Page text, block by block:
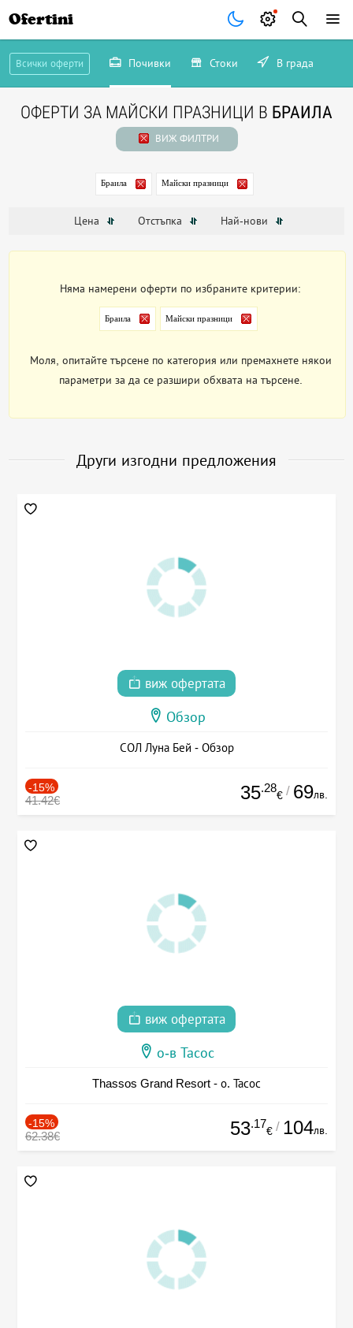
Ofertini
Всички оферти Почивки Стоки В града
ОФЕРТИ ЗА МАЙСКИ ПРАЗНИЦИ В БРАИЛА
ВИЖ ФИЛТРИ
Браила Майски празници
Цена Отстъпка Най-нови
Няма намерени оферти по избраните критерии:
Браила Майски празници
Моля, опитайте търсене по категория или премахнете някои
параметри за да се разшири обхвата на търсене.
Други изгодни предложения
виж офертата
Обзор
СОЛ Луна Бей - Обзор
-15%
41.42€ 35.28
€ / 69лв.
виж офертата
о-в Тасос
Thassos Grand Resort - о. Тасос
-15%
62.38€ 53.17
€ / 104лв.